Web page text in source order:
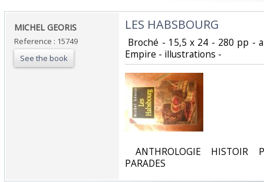
‎MICHEL GEORIS ‎
Reference : 15749
See the book
‎LES HABSBOURG‎
Broché - 15,5 x 24 - 280 pp -
Empire - illustrations - ‎
ANTHROLOGIE HISTOIR
PARADES‎